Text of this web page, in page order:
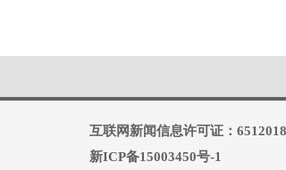
互联网新闻信息许可证：
新ICP备15003450号-1